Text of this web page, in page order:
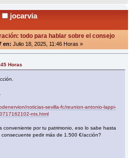
jocarvia
todo para hablar sobre el consejo
en: Julio 18, 2025, 11:46 Horas »
Horas
noticias-sevilla-fc/reunion-antonio-lappi-
nts.html
conveniente por tu patrimonio, eso lo sabe hasta
pedir más de 1.500 €/acción?